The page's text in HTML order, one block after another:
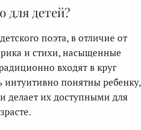
для детей?
поэта, в отличие от
и стихи, насыщенные
входят в круг
интуитивно понятны ребенку,
делает их доступными для